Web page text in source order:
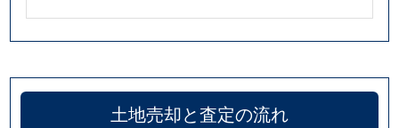
土地売却と査定の流れ